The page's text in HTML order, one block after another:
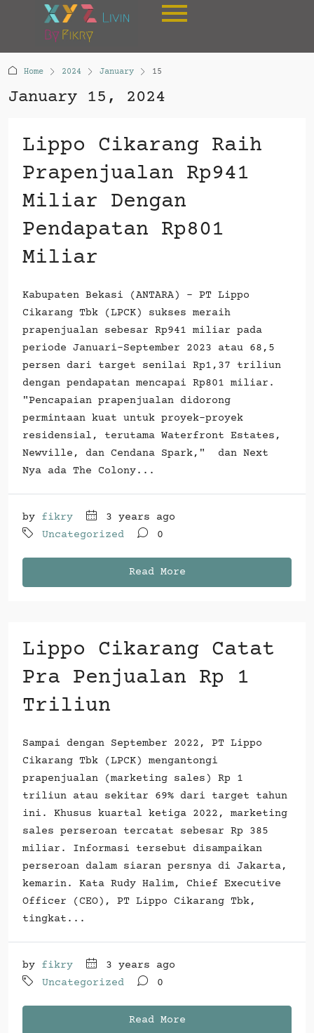
Home 2024 January 15
January 15, 2024
Lippo Cikarang Raih
Prapenjualan Rp941
Miliar Dengan
Pendapatan Rp801
Miliar
Kabupaten Bekasi (ANTARA) - PT Lippo
Cikarang Tbk (LPCK) sukses meraih
prapenjualan sebesar Rp941 miliar pada
periode Januari-September 2023 atau 68,5
persen dari target senilai Rp1,37 triliun
dengan pendapatan mencapai Rp801 miliar.
"Pencapaian prapenjualan didorong
permintaan kuat untuk proyek-proyek
residensial, terutama Waterfront Estates,
Newville, dan Cendana Spark," dan Next
Nya ada The Colony...
by fikry
3 years ago
Uncategorized
0
Read More
Lippo Cikarang Catat
Pra Penjualan Rp 1
Triliun
Sampai dengan September 2022, PT Lippo
Cikarang Tbk (LPCK) mengantongi
prapenjualan (marketing sales) Rp 1
triliun atau sekitar 69% dari target tahun
ini. Khusus kuartal ketiga 2022, marketing
sales perseroan tercatat sebesar Rp 385
miliar. Informasi tersebut disampaikan
perseroan dalam siaran persnya di Jakarta,
kemarin. Kata Rudy Halim, Chief Executive
Officer (CEO), PT Lippo Cikarang Tbk,
tingkat...
by fikry
3 years ago
Uncategorized
0
Read More